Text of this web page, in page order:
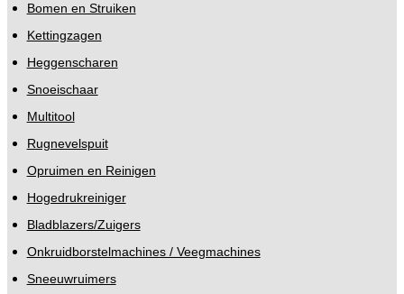
Bomen en Struiken
Kettingzagen
Heggenscharen
Snoeischaar
Multitool
Rugnevelspuit
Opruimen en Reinigen
Hogedrukreiniger
Bladblazers/Zuigers
Onkruidborstelmachines / Veegmachines
Sneeuwruimers